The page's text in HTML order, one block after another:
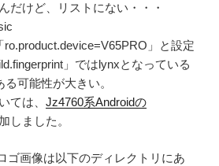
だけど、リストにない・・・
」と設定
」ではlynxとなっている
可能性が大きい。
ては、 Jz4760系Androidの
しました。
ゴ画像は以下のディレクトリにあ